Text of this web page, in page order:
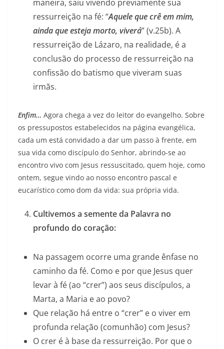
maneira, saiu vivendo previamente sua
ressurreição na fé: “Aquele que crê em mim,
ainda que esteja morto, viverá” (v.25b). A
ressurreição de Lázaro, na realidade, é a
conclusão do processo de ressurreição na
confissão do batismo que viveram suas
irmãs.
Enfim… Agora chega a vez do leitor do evangelho. Sobre
os pressupostos estabelecidos na página evangélica,
cada um está convidado a dar um passo à frente, em
sua vida como discípulo do Senhor, abrindo-se ao
encontro vivo com Jesus ressuscitado, quem hoje, como
ontem, segue vindo ao nosso encontro pascal e
eucarístico como dom da vida: sua própria vida.
Cultivemos a semente da Palavra no
profundo do coração:
Na passagem ocorre uma grande ênfase no
caminho da fé. Como e por que Jesus quer
levar à fé (ao “crer”) aos seus discípulos, a
Marta, a Maria e ao povo?
Que relação há entre o “crer” e o viver em
profunda relação (comunhão) com Jesus?
O crer é à base da ressurreição. Por que o